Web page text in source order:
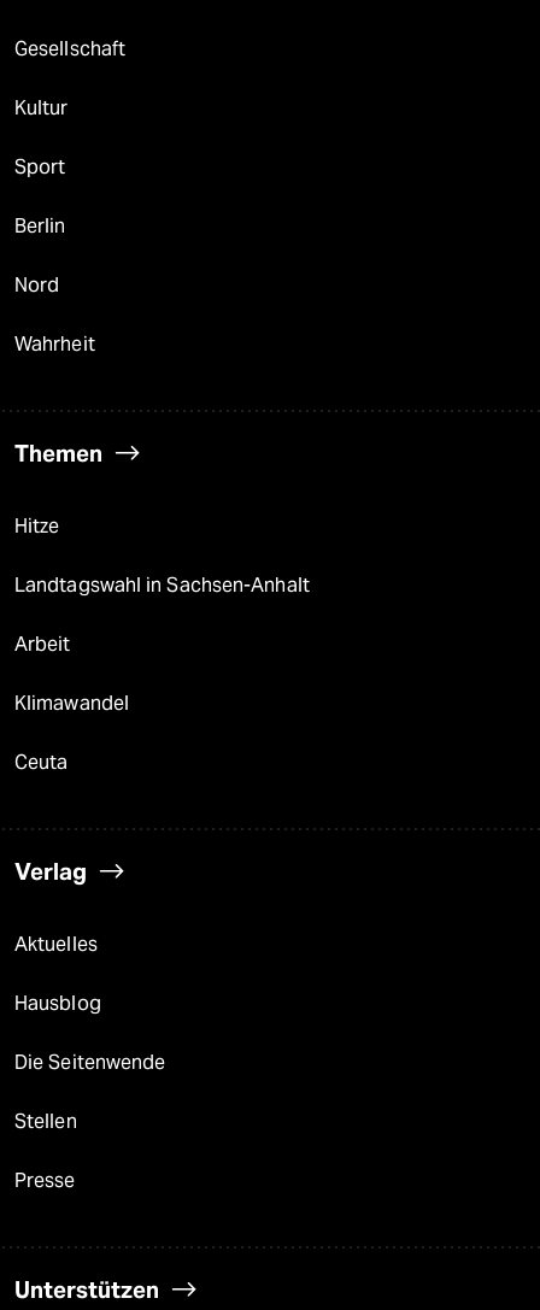
Gesellschaft
Kultur
Sport
Berlin
Nord
Wahrheit
Themen
Hitze
Landtagswahl in Sachsen-Anhalt
Arbeit
Klimawandel
Ceuta
Verlag
Aktuelles
Hausblog
Die Seitenwende
Stellen
Presse
Unterstützen